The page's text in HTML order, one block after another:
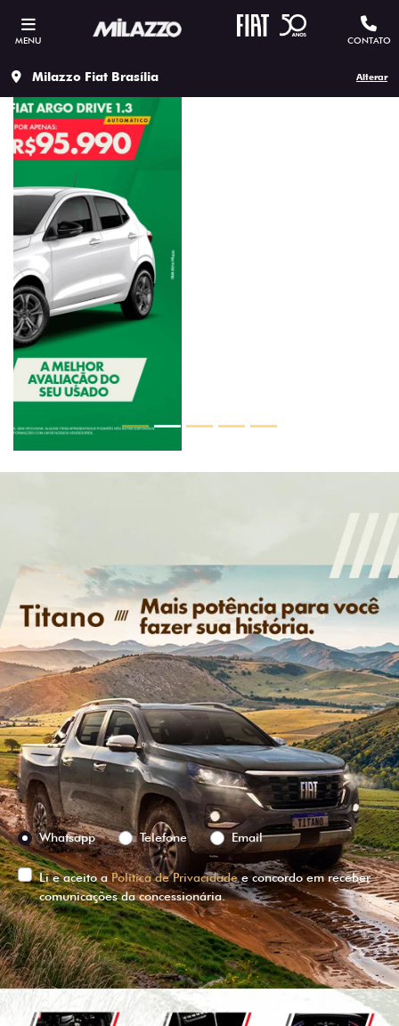
MENU CONTATO
Milazzo Fiat Brasília Alterar
templates.template-
Versão escolhida
Preferência de contato:
Whatsapp
Telefone Email
Li e aceito aPolítica de Privacidadee concordo em receber
comunicações da concessionária.
ENTRAR EM CONTATO